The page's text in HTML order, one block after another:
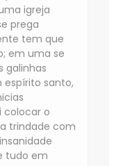
igreja
prega
tem que
em uma se
galinhas
santo,
colocar o
trindade com
tudo em